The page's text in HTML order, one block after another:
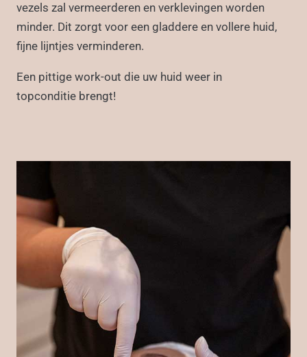
vezels zal vermeerderen en verklevingen worden
minder. Dit zorgt voor een gladdere en vollere huid,
fijne lijntjes verminderen.
Een pittige work-out die uw huid weer in
topconditie brengt!